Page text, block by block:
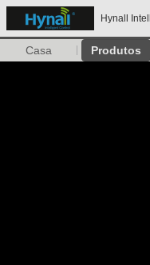
Hynall
Casa Produtos